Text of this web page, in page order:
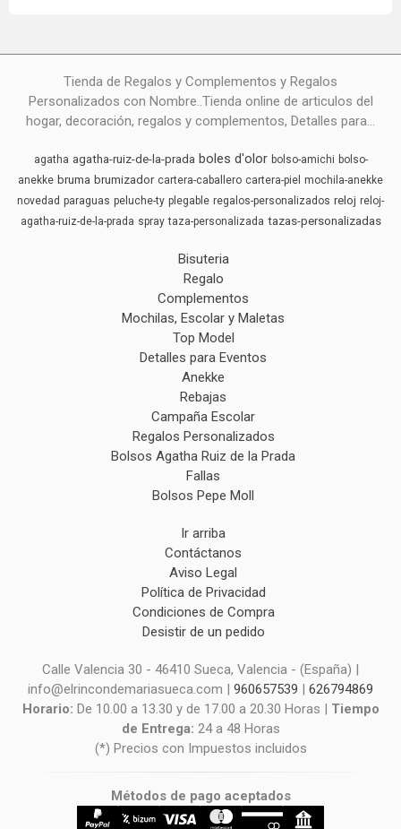
Tienda de Regalos y Complementos y Regalos
Personalizados con Nombre..Tienda online de articulos del
hogar, decoración, regalos y complementos, Detalles para...
agatha agatha-ruiz-de-la-prada boles d'olor bolso-amichi bolso-
anekke bruma brumizador cartera-caballero cartera-piel mochila-anekke
novedad paraguas peluche-ty plegable regalos-personalizados reloj reloj-
agatha-ruiz-de-la-prada spray taza-personalizada tazas-personalizadas
Bisuteria
Regalo
Complementos
Mochilas, Escolar y Maletas
Top Model
Detalles para Eventos
Anekke
Rebajas
Campaña Escolar
Regalos Personalizados
Bolsos Agatha Ruiz de la Prada
Fallas
Bolsos Pepe Moll
Ir arriba
Contáctanos
Aviso Legal
Política de Privacidad
Condiciones de Compra
Desistir de un pedido
Calle Valencia 30 - 46410 Sueca, Valencia - (España) |
info@elrincondemariasueca.com | 960657539
626794869
Horario: De 10.00 a 13.30 y de 17.00 a 20.30 Horas | Tiempo
de Entrega: 24 a 48 Horas
(*) Precios con Impuestos incluidos
Métodos de pago aceptados